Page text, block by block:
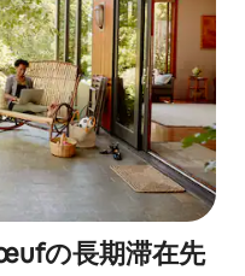
の長期滞在先